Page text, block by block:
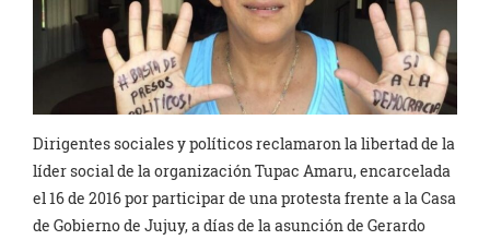
Dirigentes sociales y políticos reclamaron la libertad de la
líder social de la organización Tupac Amaru, encarcelada
el 16 de 2016 por participar de una protesta frente a la Casa
de Gobierno de Jujuy, a días de la asunción de Gerardo